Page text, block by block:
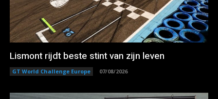
Lismont rijdt beste stint van zijn leven
GT World Challenge Europe 07/08/2026